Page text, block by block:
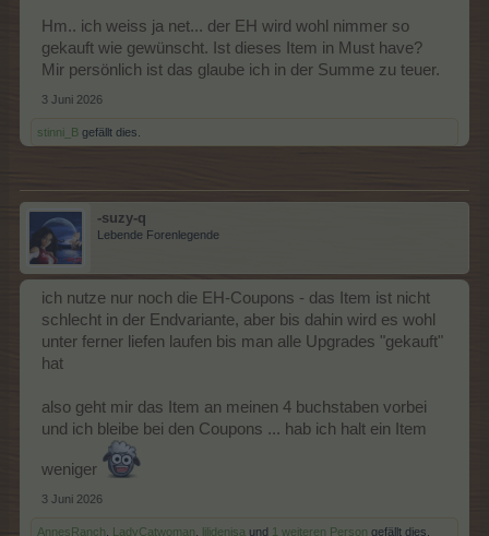
Mähdrescher-Spaß
inventID
Mähdrescher-Spaß
Upgrade
3 1*2 0
Mähdrescher-Spaß 0 3 1*2 6000 23
Mähdrescher-Spaß 2 3 1*2 6100 23
Mähdrescher-Spaß 3
Mähdrescher-Spaß 4
Mähdrescher-Spaß 5
Hm.. ich weiss ja net... der EH wird wohl nimmer so
gekauft wie gewünscht. Ist dieses Item in Must have?
Mir persönlich ist das glaube ich in der Summe zu teuer.
3 Juni 2026
stinni_B gefällt dies.
-suzy-q
Lebende Forenlegende
ich nutze nur noch die EH-Coupons - das Item ist nicht
schlecht in der Endvariante, aber bis dahin wird es wohl
unter ferner liefen laufen bis man alle Upgrades "gekauft"
hat
also geht mir das Item an meinen 4 buchstaben vorbei
und ich bleibe bei den Coupons ... hab ich halt ein Item
weniger
3 Juni 2026
AnnesRanch LadyCatwoman lilidenisa und 1 weiteren Person gefällt dies.